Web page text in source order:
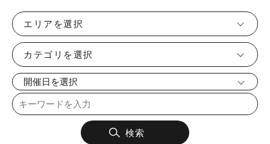
エリアを選択
カテゴリを選択
検索